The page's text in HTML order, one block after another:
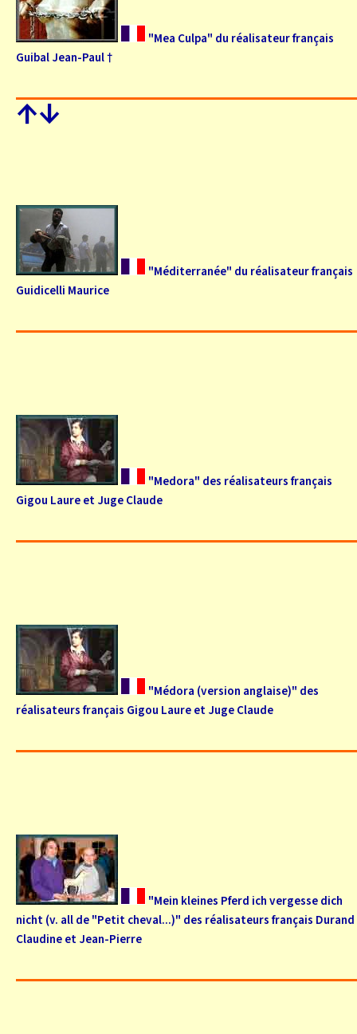
"Mea Culpa" du réalisateur français
Guibal Jean-Paul †
↑↓
"Méditerranée" du réalisateur français
Guidicelli Maurice
"Medora" des réalisateurs français
Gigou Laure et Juge Claude
"Médora (version anglaise)" des
réalisateurs français Gigou Laure et Juge Claude
"Mein kleines Pferd ich vergesse dich
nicht (v. all de "Petit cheval...)" des réalisateurs français Durand
Claudine et Jean-Pierre